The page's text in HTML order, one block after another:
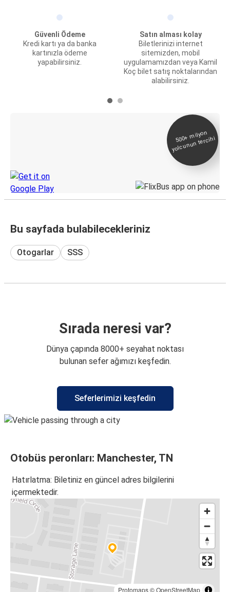
Güvenli Ödeme
Kredi kartı ya da banka
kartınızla ödeme
yapabilirsiniz.
Satın alması kolay
Biletlerinizi internet
sitemizden, mobil
uygulamamızdan veya Kamil
Koç bilet satış noktalarından
alabilirsiniz.
500+
milyon
yolcunun tercihi
Bu sayfada bulabilecekleriniz
Otogarlar SSS
Sırada neresi var?
Dünya çapında 8000+ seyahat noktası
bulunan sefer ağımızı keşfedin.
Seferlerimizi keşfedin
Otobüs peronları: Manchester, TN
Hatırlatma: Biletiniz en güncel adres bilgilerini
içermektedir.
Protomaps©OpenStreetMap